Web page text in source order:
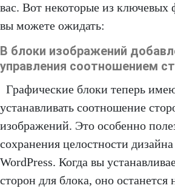
вас. Вот некоторые из ключевых
вы можете ожидать:
В блоки изображений
управления соотношением
Графические блоки теперь
устанавливать соотношение
изображений. Это особенно
сохранения целостности дизайна
WordPress. Когда вы
сторон для блока, оно